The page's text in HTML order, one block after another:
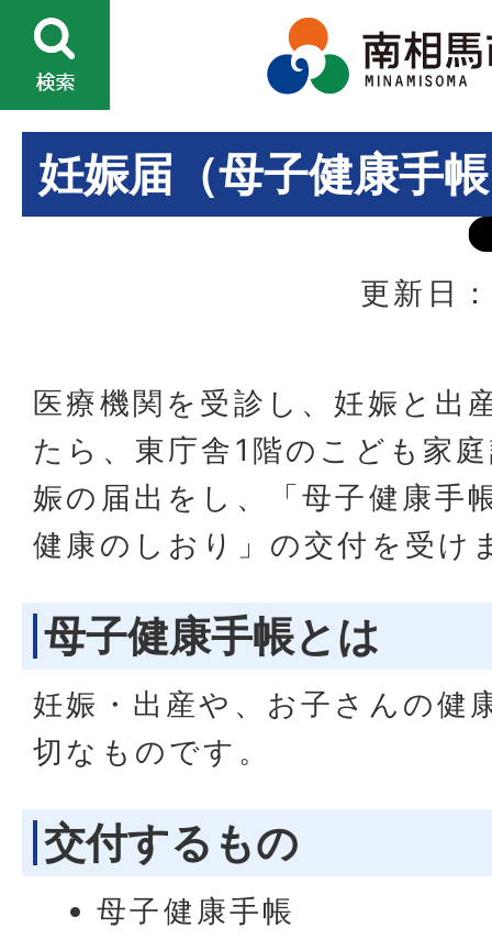
妊娠届（母子健康手
更新日
医療機関を受診し、妊娠と出
たら、東庁舎1階のこども家
娠の届出をし、「母子健康手
健康のしおり」の交付を受け
母子健康手帳とは
妊娠・出産や、お子さんの健
切なものです。
交付するもの
母子健康手帳